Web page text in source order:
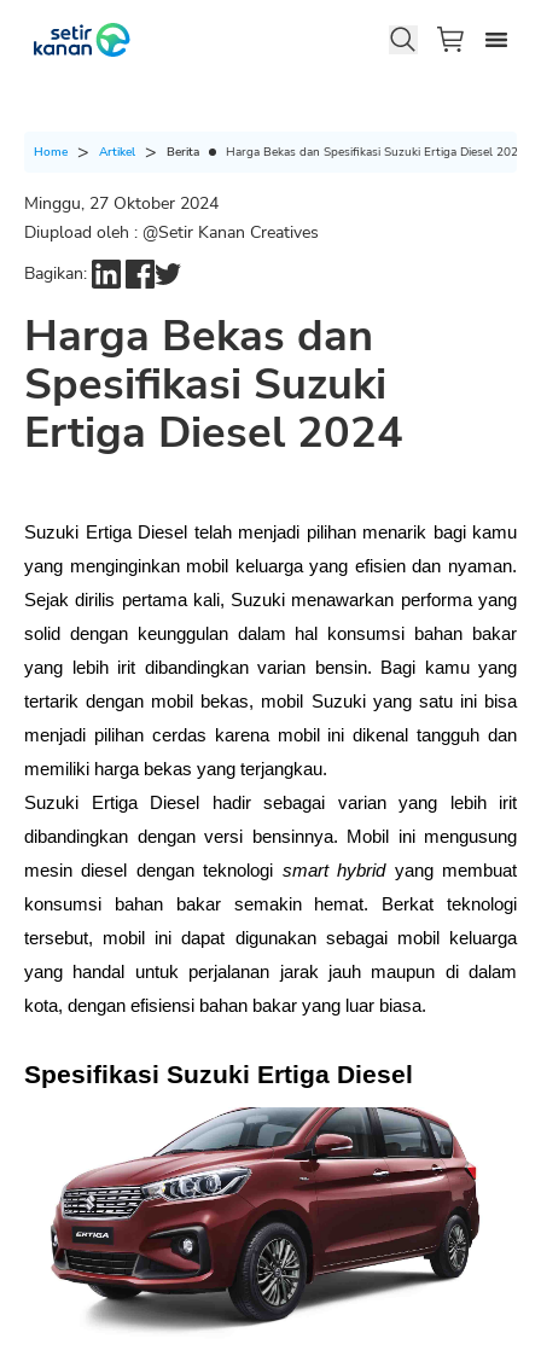
Home Artikel Berita Harga Bekas dan Spesifikasi Suzuki Ertiga Diesel 2024
Minggu, 27 Oktober 2024
Diupload oleh : @Setir Kanan Creatives
Bagikan:
Harga Bekas dan
Spesifikasi Suzuki
Ertiga Diesel 2024
Suzuki Ertiga Diesel telah menjadi pilihan menarik bagi kamu
yang menginginkan mobil keluarga yang efisien dan nyaman.
Sejak dirilis pertama kali, Suzuki menawarkan performa yang
solid dengan keunggulan dalam hal konsumsi bahan bakar
yang lebih irit dibandingkan varian bensin. Bagi kamu yang
tertarik dengan mobil bekas, mobil Suzuki yang satu ini bisa
menjadi pilihan cerdas karena mobil ini dikenal tangguh dan
memiliki harga bekas yang terjangkau.
Suzuki Ertiga Diesel hadir sebagai varian yang lebih irit
dibandingkan dengan versi bensinnya. Mobil ini mengusung
mesin diesel dengan teknologi smart hybrid yang membuat
konsumsi bahan bakar semakin hemat. Berkat teknologi
tersebut, mobil ini dapat digunakan sebagai mobil keluarga
yang handal untuk perjalanan jarak jauh maupun di dalam
kota, dengan efisiensi bahan bakar yang luar biasa.
Spesifikasi Suzuki Ertiga Diesel